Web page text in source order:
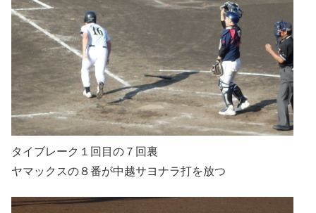
タイブレーク１回目の７回裏
ヤマックスの８番が中越サヨナラ打を放つ